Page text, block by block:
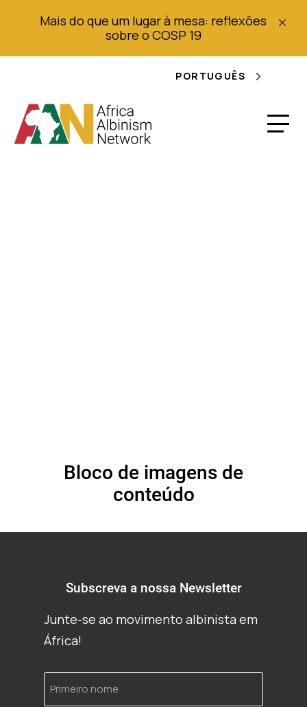
Mais do que um lugar à mesa: reflexões
sobre o COSP 19
PORTUGUÊS
Bloco de imagens de
conteúdo
Subscreva a nossa Newsletter
Junte-se ao movimento albinista em
África!
Primeiro
nome